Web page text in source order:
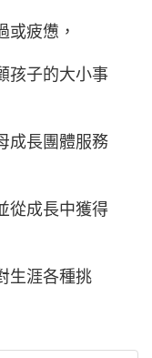
或疲憊，
孩子的大小事
成長團體服務
從成長中獲得
生涯各種挑